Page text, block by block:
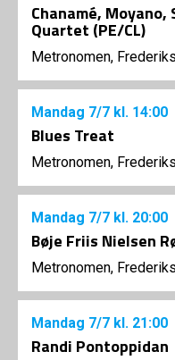
Chanamé,
Quartet (PE/CL)
Metronomen,
Mandag 7/7 kl. 14:00
Blues Treat
Metronomen,
Mandag 7/7 kl. 20:00
Bøje Friis Nielsen
Metronomen,
Mandag 7/7 kl. 21:00
Randi Pontoppidan